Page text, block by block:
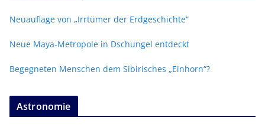
Neuauflage von „Irrtümer der Erdgeschichte“
Neue Maya-Metropole in Dschungel entdeckt
Begegneten Menschen dem Sibirisches „Einhorn“?
Astronomie